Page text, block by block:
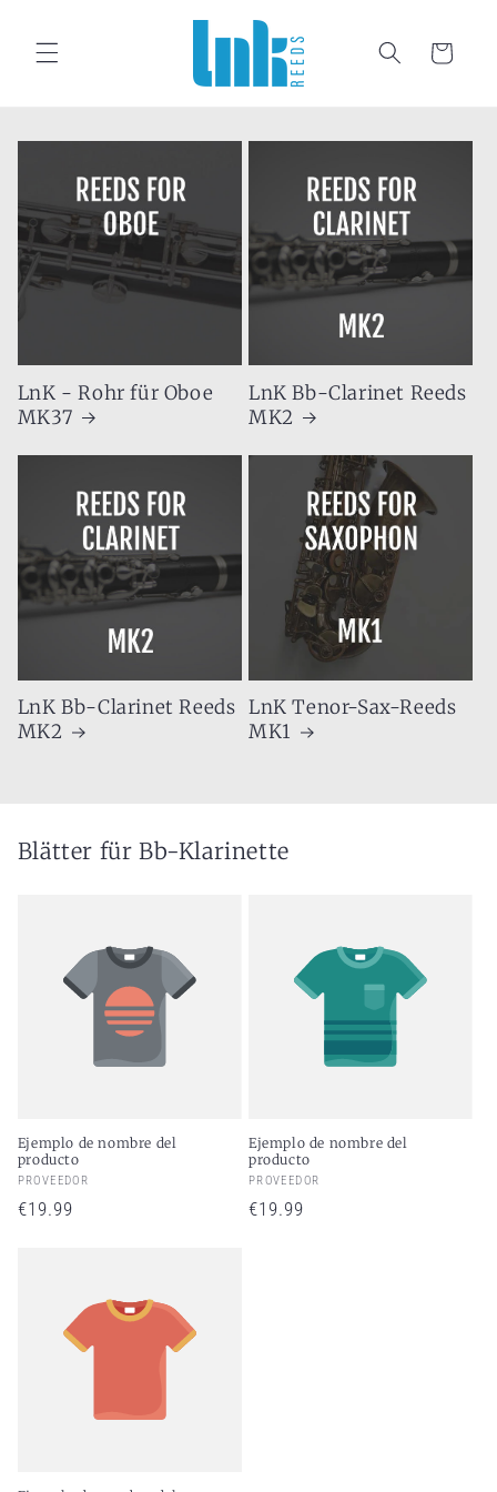
Carrito
LnK - Rohr für Oboe
MK37
LnK Bb-Clarinet Reeds
MK2
LnK Bb-Clarinet Reeds
MK2
LnK Tenor-Sax-Reeds
MK1
Blätter für Bb-Klarinette
Ejemplo de nombre del
producto
Proveedor:
PROVEEDOR
Precio habitual
€19.99
Ejemplo de nombre del
producto
Proveedor:
PROVEEDOR
Precio habitual
€19.99